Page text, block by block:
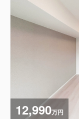
12,990万円